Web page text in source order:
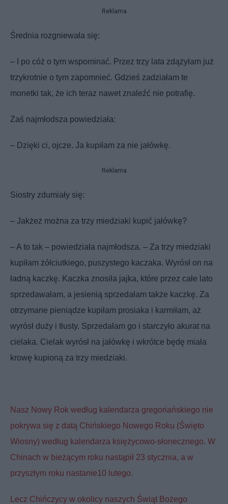
Reklama
Średnia rozgniewała się:
– I po cóż o tym wspominać. Przez trzy lata zdążyłam już
trzykrotnie o tym zapomnieć. Gdzieś zadziałam te
monetki tak, że ich teraz nawet znaleźć nie potrafię.
Zaś najmłodsza powiedziała:
– Dzięki ci, ojcze. Ja kupiłam za nie jałówkę.
Reklama
Siostry zdumiały się:
– Jakżeż można za trzy miedziaki kupić jałówkę?
– A to tak – powiedziała najmłodsza. – Za trzy miedziaki
kupiłam żółciutkiego, puszystego kaczaka. Wyrósł on na
ładną kaczkę. Kaczka znosiła jajka, które przez całe lato
sprzedawałam, a jesienią sprzedałam także kaczkę. Za
otrzymane pieniądze kupiłam prosiaka i karmiłam, aż
wyrósł duży i tłusty. Sprzedałam go i starczyło akurat na
cielaka. Cielak wyrósł na jałówkę i wkrótce będę miała
krowę kupioną za trzy miedziaki.
Nasz Nowy Rok według kalendarza gregoriańskiego nie
pokrywa się z datą Chińskiego Nowego Roku (Święto
Wiosny) według kalendarza księżycowo-słonecznego. W
Chinach w bieżącym roku nastąpił 23 stycznia, a w
przyszłym roku nastanie10 lutego.
Lecz Chińczycy w okolicy naszych Świąt Bożego